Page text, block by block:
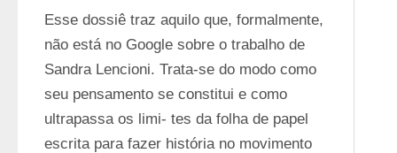
Esse dossiê traz aquilo que, formalmente,
não está no Google sobre o trabalho de
Sandra Lencioni. Trata-se do modo como
seu pensamento se constitui e como
ultrapassa os limi- tes da folha de papel
escrita para fazer história no movimento